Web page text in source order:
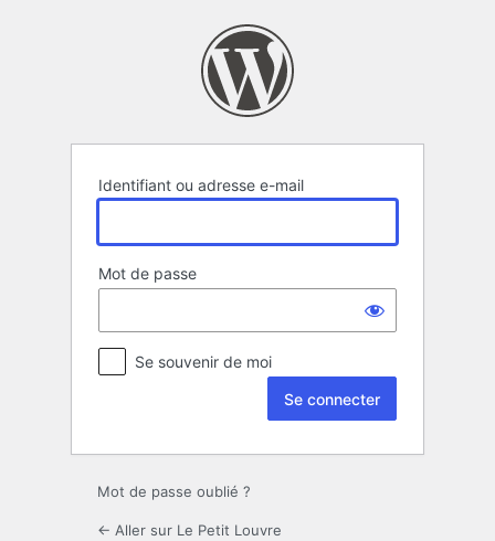
Identifiant ou adresse e-mail
Mot de passe
Se souvenir de moi
Mot de passe oublié ?
← Aller sur Le Petit Louvre